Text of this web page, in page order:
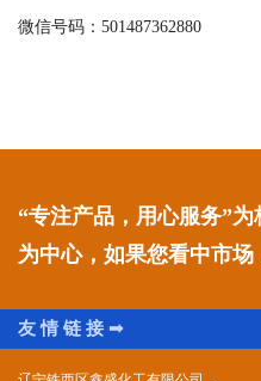
微信号码：501487362880
“专注产品，用心服务”
为中心，如果您看中市场